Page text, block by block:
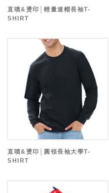
直噴&燙印│輕量連帽長袖T-
SHIRT
直噴&燙印│圓領長袖大學T-
SHIRT